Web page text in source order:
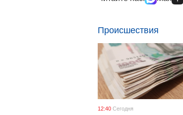
Происшествия
12:40 Сегодня